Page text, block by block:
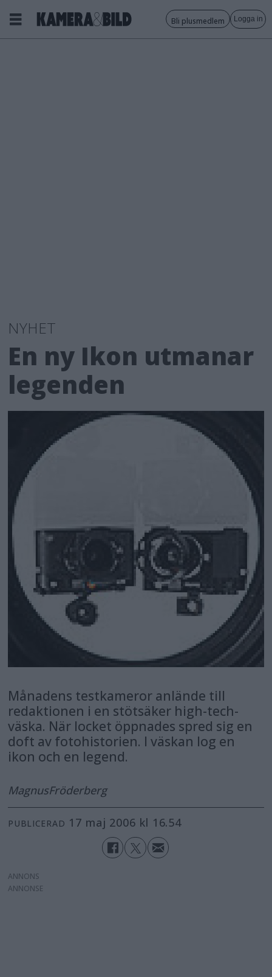
Bli plusmedlem Logga in
NYHET
En ny Ikon utmanar
legenden
Månadens testkameror anlände till
redaktionen i en stötsäker high-tech-
väska. När locket öppnades spred sig en
doft av fotohistorien. I väskan log en
ikon och en legend.
MagnusFröderberg
PUBLICERAD 17 maj 2006 kl 16.54
ANNONS